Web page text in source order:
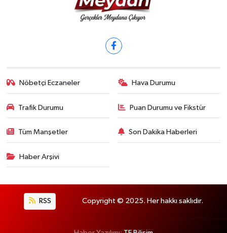
Nöbetçi Eczaneler Hava Durumu
Trafik Durumu Puan Durumu ve Fikstür
Tüm Manşetler Son Dakika Haberleri
Haber Arşivi
RSS Copyright © 2025. Her hakkı saklıdır.